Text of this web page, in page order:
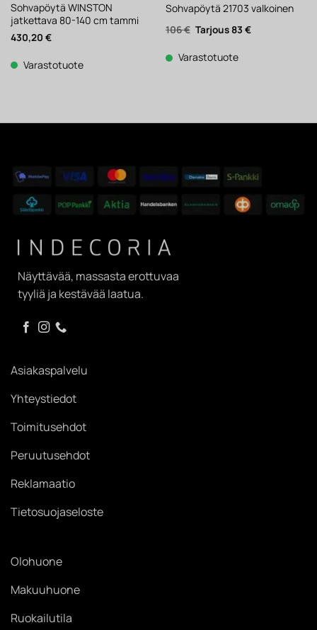
Sohvapöytä WINSTON
jatkettava 80-140 cm tammi
430,20 €
Varastotuote
Sohvapöytä 21703 valkoinen
106€ Alkuperäinen
hinta
106 €.
83 €Nykyinen
Varastotuote
Näyttävää, massasta erottuvaa
tyyliä ja kestävää laatua.
Asiakaspalvelu
Yhteystiedot
Toimitusehdot
Peruutusehdot
Reklamaatio
Tietosuojaseloste
Olohuone
Makuuhuone
Ruokailutila